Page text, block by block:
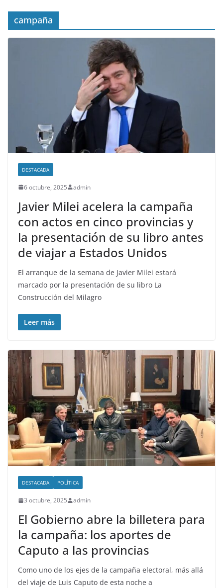
campaña
DESTACADA
6 octubre, 2025 admin
Javier Milei acelera la campaña
con actos en cinco provincias y
la presentación de su libro antes
de viajar a Estados Unidos
El arranque de la semana de Javier Milei estará
marcado por la presentación de su libro La
Construcción del Milagro
Leer más
DESTACADA POLÍTICA
3 octubre, 2025 admin
El Gobierno abre la billetera para
la campaña: los aportes de
Caputo a las provincias
Como uno de los ejes de la campaña electoral, más allá
del viaje de Luis Caputo de esta noche a